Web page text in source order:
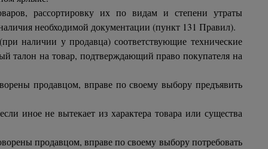
рассортировку их по видам и степени утраты
необходимой документации (пункт 131 Правил).
наличии у продавца) соответствующие технические
талон на товар, подтверждающий право покупателя на
продавцом, вправе по своему выбору предъявить
иное не вытекает из характера товара или существа
продавцом, вправе по своему выбору потребовать